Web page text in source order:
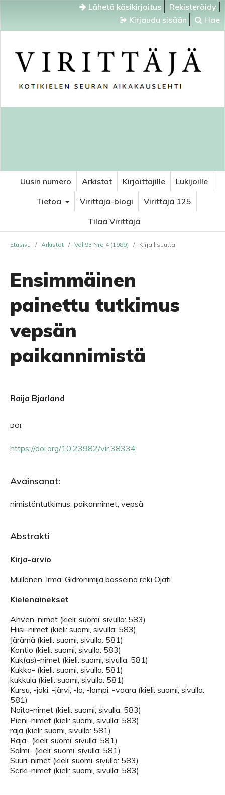
Lähetä käsikirjoitus
Rekisteröidy
Kirjaudu sisään
Hae
Uusin numero Arkistot Kirjoittajille
Lukijoille
Tietoa
Virittäjä-blogi
Virittäjä 125
Tilaa Virittäjä
Etusivu / Arkistot / Vol 93 Nro 4 (1989) / Kirjallisuutta
Ensimmäinen
painettu tutkimus
vepsän
paikannimistä
Raija Bjarland
DOI:
https://doi.org/10.23982/vir.38334
Avainsanat:
nimistöntutkimus, paikannimet, vepsä
Abstrakti
Kirja-arvio
Mullonen, Irma: Gidronimija basseina reki Ojati
Kielenainekset
Ahven-nimet (kieli: suomi, sivulla: 583)
Hiisi-nimet (kieli: suomi, sivulla: 583)
Järämä (kieli: suomi, sivulla: 581)
Kontio (kieli: suomi, sivulla: 583)
Kuk(as)-nimet (kieli: suomi, sivulla: 581)
Kukko- (kieli: suomi, sivulla: 581)
kukkula (kieli: suomi, sivulla: 581)
Kursu, -joki, -järvi, -la, -lampi, -vaara (kieli: suomi, sivulla:
581)
Noita-nimet (kieli: suomi, sivulla: 583)
Pieni-nimet (kieli: suomi, sivulla: 583)
raja (kieli: suomi, sivulla: 581)
Raja- (kieli: suomi, sivulla: 581)
Salmi- (kieli: suomi, sivulla: 581)
Suuri-nimet (kieli: suomi, sivulla: 583)
Särki-nimet (kieli: suomi, sivulla: 583)